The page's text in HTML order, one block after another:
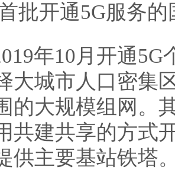
批开通5G服务的
年10月开通
大城市人口密集
的大规模组网。
共建共享的方式
供主要基站铁塔